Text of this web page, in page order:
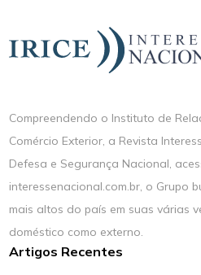
Compreendendo o Instituto de
Comércio Exterior, a Revista
Defesa e Segurança Nacional,
interessenacional.com.br, o Grupo
mais altos do país em suas várias
doméstico como externo.
Artigos Recentes